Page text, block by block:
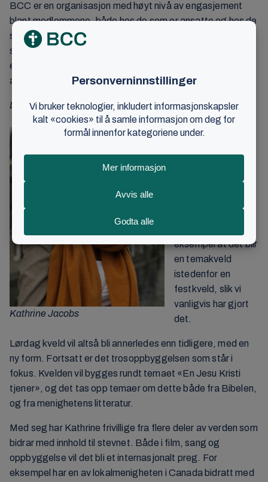
BCC er en organisasjon med høyt nivå av engasjement
blant medlemmene, både hos de som er ansatte og hos de
som bidrar på frivillig basis. Produsent for det kommende
søstrestevnet er Kathrine Jacobs, og hun er en av de som
er engasjert. Hun ønsker å skape et best mulig
arrangement for BCC-kvinnene som skal samles i mars.
LES OGSÅ:Kvinnekonferanse med deltakerrekord
Kathrine Jacobs
– Jeg brenner for å
ideer, og skape en
eksempel at det blir
en temakveld
istedenfor en
festkveld, slik vi
vanligvis har gjort
det.
Lørdag kveld vil altså bli annerledes enn tidligere, med en
ny form. Fortsatt er det trosoppbyggelsen som står i
fokus. Kvelden vil bygges rundt temaet «En Jesu Kristi
tjener», og det tas opp temaer om dette både fra Bibelen,
og fra menighetens litteratur.
Med seg har Kathrine frivillige fra flere deler av verden som
bidrar med innhold til stevnet. Både i film, sang og
oppbyggelse vil det bli et internasjonalt preg. For
eksempel har en av lokalmenigheten i Canada bidratt med